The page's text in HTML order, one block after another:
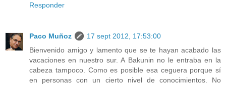
Responder
Paco Muñoz
17 sept 2012, 17:53:00
Bienvenido amigo y lamento que se te hayan acabado las
vacaciones en nuestro sur. A Bakunin no le entraba en la
cabeza tampoco. Como es posible esa ceguera porque sí
en personas con un cierto nivel de conocimientos. No